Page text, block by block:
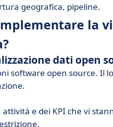
geografica, pipeline.
la
dati open
software open source.
attività e dei KPI che vi